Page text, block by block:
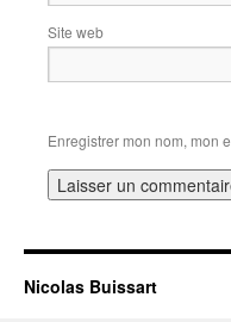
Site web
Enregistrer mon nom, mon
Nicolas Buissart